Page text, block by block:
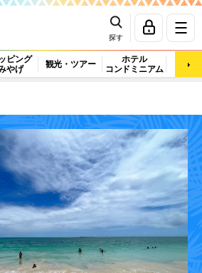
探す
ピング
やげ
観光・ツアー
ホテル
コンドミニアム
マッ